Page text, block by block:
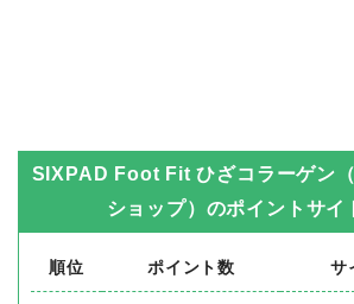
SIXPAD Foot Fit ひざコラーゲン
ショップ） のポイントサイ
順位 ポイント数 サ